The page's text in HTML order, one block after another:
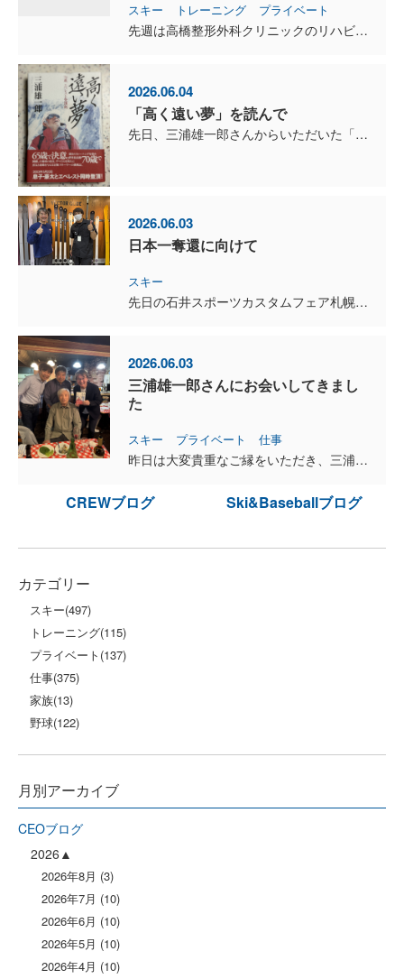
スキー トレーニング プライベート
先週は高橋整形外科クリニックのリハビリに、6回通いました。 おかげさまで膝もスムーズに120度以上曲がるようになり、日常生活ではかなり普通に動けるようになってきました。 ただ、少し無理に歩...
2026.06.04
「高く遠い夢」を読んで
先日、三浦雄一郎さんからいただいた「高く遠い夢」を読みました。 この本は、2003年に70歳でエベレスト登頂を達成した記録です。読み進めるうちに、その挑戦の壮絶さに何度も驚かされました。...
2026.06.03
日本一奪還に向けて
スキー
先日の石井スポーツカスタムフェア札幌会場では、ベクターグライドの秋庭さんとお会いし、来シーズンのマスターズで使用するスキーについて打ち合わせをさせて頂きました。 来シーズンに向けてどんな...
2026.06.03
三浦雄一郎さんにお会いしてきまし
た
スキー プライベート 仕事
昨日は大変貴重なご縁をいただき、三浦雄一郎さん、そしてご子息の三浦豪太さんとご一緒に食事をさせていただきました。 93歳になられた今も、再来年にはモンブランの氷河をスキーで滑る計画を立て...
CREWブログ Ski&Baseballブログ
カテゴリー
スキー(497)
トレーニング(115)
プライベート (137)
仕事(375)
家族(13)
野球(122)
月別アーカイブ
CEOブログ
2026
2026年8月 (3)
2026年7月 (10)
2026年6月 (10)
2026年5月 (10)
2026年4月 (10)